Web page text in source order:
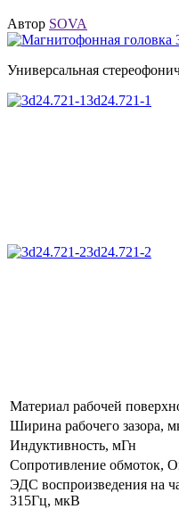
Автор SOVA
Универсальная
3d24.721-1
3d24.721-2
Материал рабочей
Ширина рабочего зазора,
Индуктивность, мГн
Сопротивление обмоток,
ЭДС воспроизведения на
315Гц, мкВ